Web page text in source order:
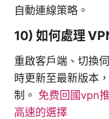
自動連線策略。
10) 如何處理
重啟客戶端、切換
時更新至最新版本
制。 免费回國vpn
高速的選擇